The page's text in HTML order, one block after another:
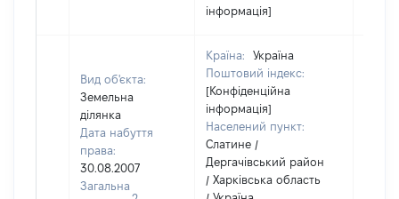
інформація]
Вид об'єкта:
Земельна
ділянка
Дата набуття
права:
30.08.2007
Загальна
Країна:
Україна
Поштовий індекс:
[Конфіденційна
інформація]
Населений пункт:
Слатине /
Дергачівський район
/ Харківська область